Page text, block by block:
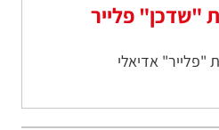
"שדכן" פלייר
"פלייר" אדיאלי